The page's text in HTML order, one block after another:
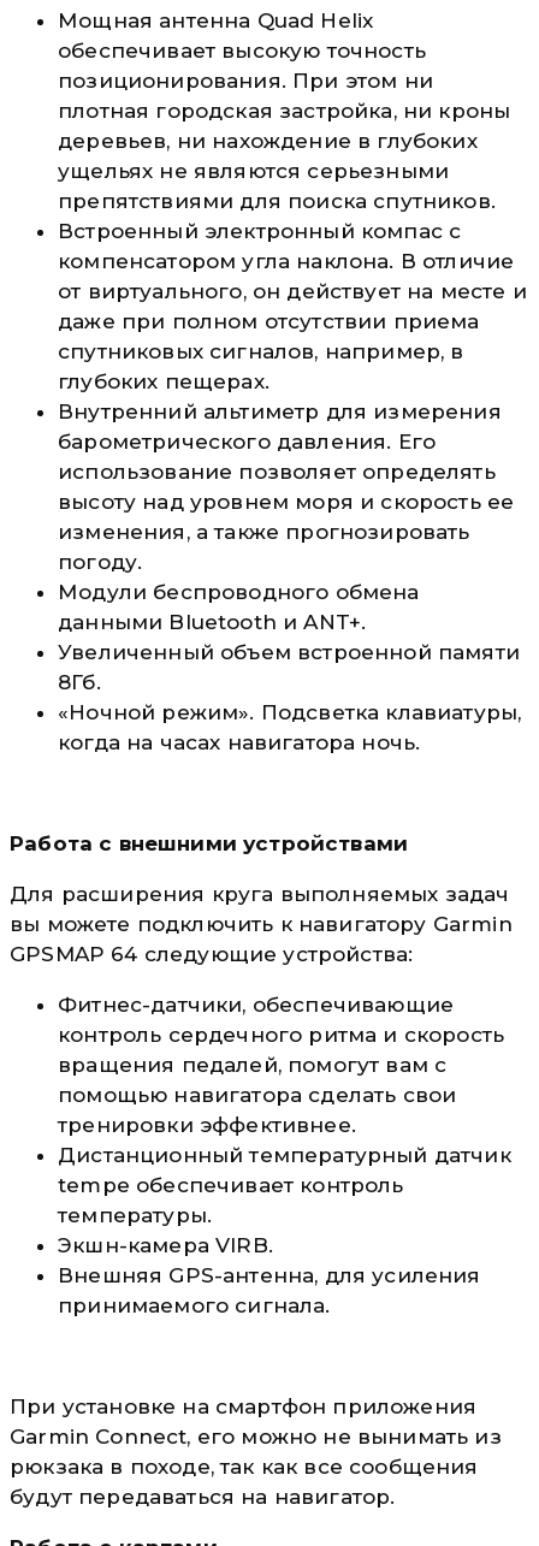
Мощная антенна Quad Helix
обеспечивает высокую точность
позиционирования. При этом ни
плотная городская застройка, ни кроны
деревьев, ни нахождение в глубоких
ущельях не являются серьезными
препятствиями для поиска спутников.
Встроенный электронный компас с
компенсатором угла наклона. В отличие
от виртуального, он действует на месте и
даже при полном отсутствии приема
спутниковых сигналов, например, в
глубоких пещерах.
Внутренний альтиметр для измерения
барометрического давления. Его
использование позволяет определять
высоту над уровнем моря и скорость ее
изменения, а также прогнозировать
погоду.
Модули беспроводного обмена
данными Bluetooth и ANT+.
Увеличенный объем встроенной памяти
8Гб.
«Ночной режим». Подсветка клавиатуры,
когда на часах навигатора ночь.
Работа с внешними устройствами
Для расширения круга выполняемых задач
вы можете подключить к навигатору Garmin
GPSMAP 64 следующие устройства:
Фитнес-датчики, обеспечивающие
контроль сердечного ритма и скорость
вращения педалей, помогут вам с
помощью навигатора сделать свои
тренировки эффективнее.
Дистанционный температурный датчик
tempe обеспечивает контроль
температуры.
Экшн-камера VIRB.
Внешняя GPS-антенна, для усиления
принимаемого сигнала.
При установке на смартфон приложения
Garmin Connect, его можно не вынимать из
рюкзака в походе, так как все сообщения
будут передаваться на навигатор.